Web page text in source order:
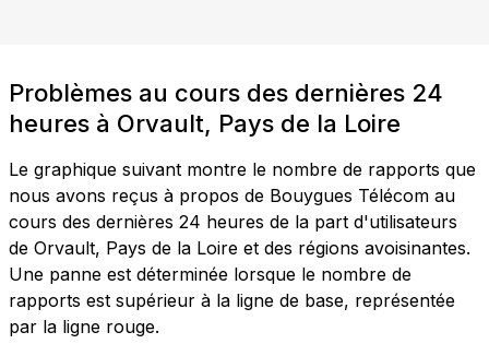
Problèmes au cours des dernières 24
heures à Orvault, Pays de la Loire
Le graphique suivant montre le nombre de rapports que
nous avons reçus à propos de Bouygues Télécom au
cours des dernières 24 heures de la part d'utilisateurs
de Orvault, Pays de la Loire et des régions avoisinantes.
Une panne est déterminée lorsque le nombre de
rapports est supérieur à la ligne de base, représentée
par la ligne rouge.